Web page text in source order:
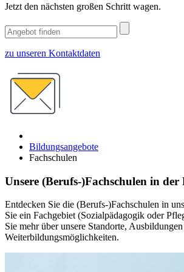
Jetzt den nächsten großen Schritt wagen.
zu unseren Kontaktdaten
Bildungsangebote
Fachschulen
Unsere (Berufs-)Fachschulen in
Entdecken Sie die (Berufs-)Fachschulen in
Sie ein Fachgebiet (Sozialpädagogik oder
Sie mehr über unsere Standorte,
Weiterbildungsmöglichkeiten.